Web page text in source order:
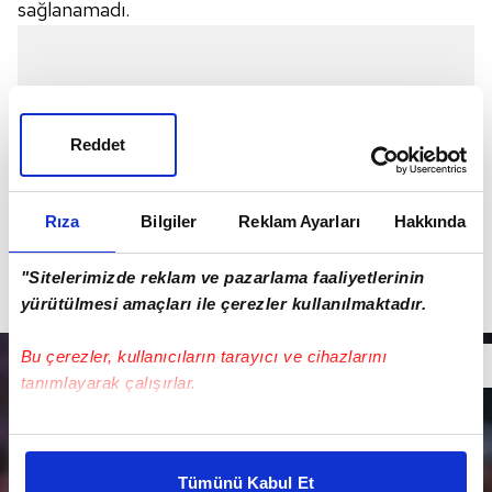
Rıza Bilgiler Reklam Ayarları Hakkında
"Sitelerimizde reklam ve pazarlama faaliyetlerinin
yürütülmesi amaçları ile çerezler kullanılmaktadır.
Bu çerezler, kullanıcıların tarayıcı ve cihazlarını
tanımlayarak çalışırlar.
Bu çerezlere izin vermeniz halinde sizlere özel
Tümünü Kabul Et
Reddet
sağlanamadı.